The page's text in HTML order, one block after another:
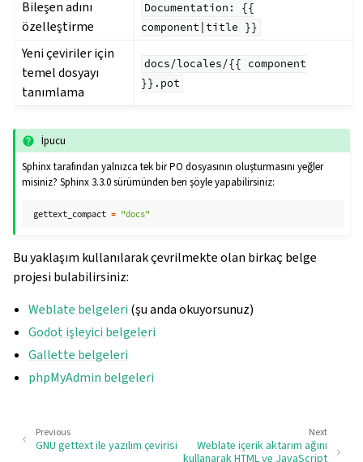
Bileşen adını
özelleştirme
Documentation:
{{
component|title }}
Yeni çeviriler için
temel dosyayı
tanımlama
docs/locales/{{ component
}}.pot
İpucu
Sphinx tarafından yalnızca tek bir PO dosyasının oluşturmasını yeğler
misiniz? Sphinx 3.3.0 sürümünden beri şöyle yapabilirsiniz:
gettext_compact = "docs"
Bu yaklaşım kullanılarak çevrilmekte olan birkaç belge
projesi bulabilirsiniz:
Weblate belgeleri (şu anda okuyorsunuz)
Godot işleyici belgeleri
Gallette belgeleri
phpMyAdmin belgeleri
Next
Weblate içerik aktarım ağını
kullanarak HTML ve JavaScript
Previous
GNU gettext ile yazılım çevirisi